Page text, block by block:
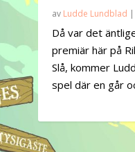
av Ludde Lundblad |
Då var det
premiär här på
Slå, kommer
spel där en går